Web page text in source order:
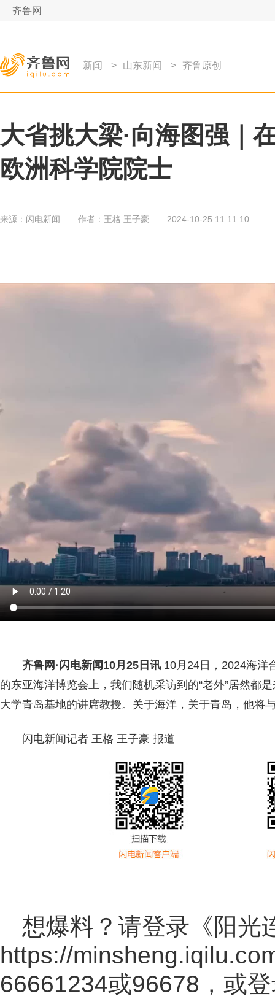
齐鲁网
新闻 > 山东新闻 > 齐鲁原创
大省挑大梁·向海图强｜
欧洲科学院院士
来源： 闪电新闻 作者： 王格 王子豪 2024-10-25 11:11:10
齐鲁网 ·闪电新闻10月25日讯 10月24日，2024海洋
的东亚海洋博览会上，我们随机采访到的“老外”居然都
大学青岛基地的讲席教授。关于海洋，关于青岛，他将
闪电新闻记者 王格 王子豪 报道
想爆料？请登录《阳光
https://
66661234或96678，或